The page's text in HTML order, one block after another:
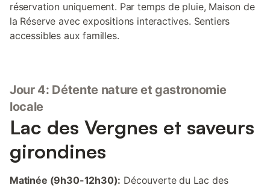
réservation uniquement. Par temps de pluie, Maison de
la Réserve avec expositions interactives. Sentiers
accessibles aux familles.
Jour 4: Détente nature et gastronomie
locale
Lac des Vergnes et saveurs
girondines
Matinée (9h30-12h30): Découverte du Lac des